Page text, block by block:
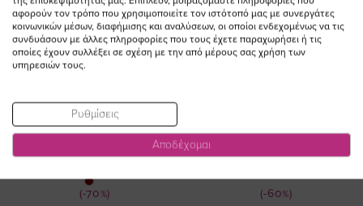
Leather like παντελόνι με κρίκο στο
τελείωμα σε μαύρο χρώμα
(-70%)
Ειδική
Τιμή
(-60%)
αφορούν τον τρόπο που χρησιμοποιείτε τον ιστότοπό μας με συνεργάτες
κοινωνικών μέσων, διαφήμισης και αναλύσεων, οι οποίοι ενδεχομένως να τις
συνδυάσουν με άλλες πληροφορίες που τους έχετε παραχωρήσει ή τις
οποίες έχουν συλλέξει σε σχέση με την από μέρους σας χρήση των
υπηρεσιών τους.
Ρυθμίσεις
Αποδέχομαι